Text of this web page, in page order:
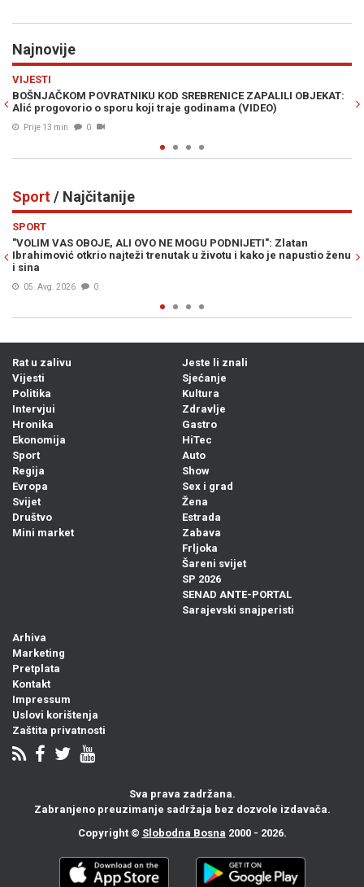
Najnovije
ZAPALILI OBJEKAT:
(VIDEO)
LOŠ SAN I NADUT STOMAK: Ove tri
izbjegavate za večeru
Sport/ Najčitanije
PODNIJETI": Zlatan
i kako je napustio ženu
LIVNJAK PRELOMIO: Otkriveno gdje
trenersku karijeru...
Rat u zalivu
Vijesti
Politika
Intervjui
Hronika
Ekonomija
Sport
Regija
Evropa
Svijet
Društvo
Mini market
Jeste li znali
Sjećanje
Kultura
Zdravlje
Gastro
HiTec
Auto
Show
Sex i grad
Žena
Estrada
Zabava
Frljoka
Šareni svijet
SP 2026
SENAD ANTE-PORTAL
Sarajevski snajperisti
Arhiva
Marketing
Pretplata
Kontakt
Impressum
Uslovi korištenja
Zaštita privatnosti
Sva prava zadržana.
Zabranjeno preuzimanje sadržaja bez dozvole izdavača.
Copyright © Slobodna Bosna 2000 - 2026.